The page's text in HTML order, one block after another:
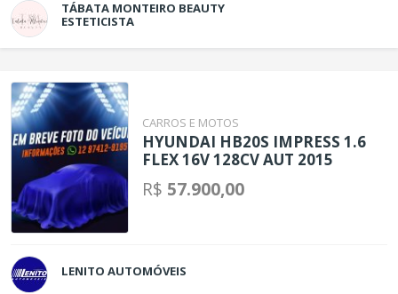
TÁBATA MONTEIRO BEAUTY
ESTETICISTA
CARROS E MOTOS
HYUNDAI HB20S IMPRESS 1.6
FLEX 16V 128CV AUT 2015
R$ 57.900,00
LENITO AUTOMÓVEIS